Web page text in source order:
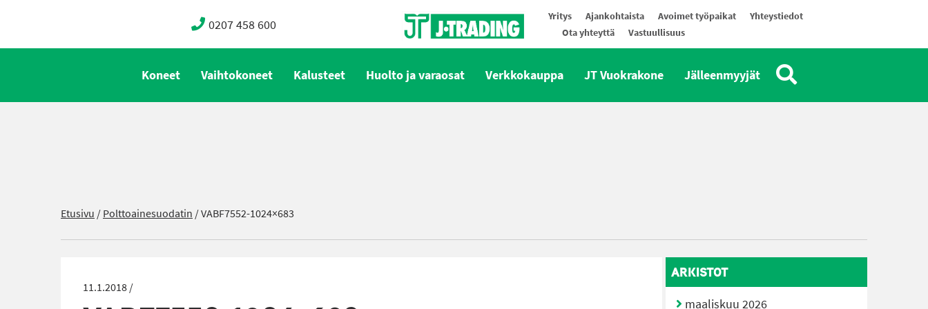
0207 458 600 Yritys Ajankohtaista Avoimet työpaikat
Yhteystiedot
Ota yhteyttä
Vastuullisuus
Koneet Vaihtokoneet Kalusteet Huolto ja varaosat Verkkokauppa JT Vuokrakone Jälleenmyyjät
Etusivu /Polttoainesuodatin /VABF7552-1024×683
11.1.2018 /
ARKISTOT
maaliskuu 2026